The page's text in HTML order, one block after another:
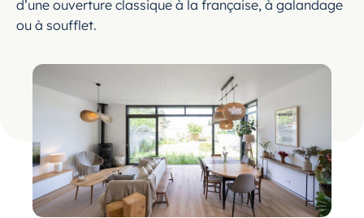
d’une ouverture classique à la française, à galandage
ou à soufflet.